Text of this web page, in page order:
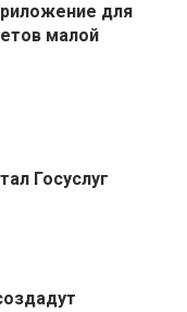
для
малой
Госуслуг